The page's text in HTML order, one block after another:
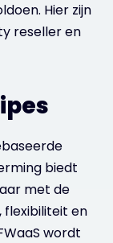
Hier zijn
reseller en
biedt
met de
flexibiliteit en
wordt